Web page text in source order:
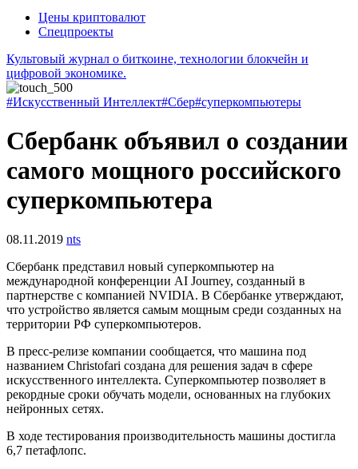
Цены криптовалют
Спецпроекты
Культовый журнал о биткоине, технологии блокчейн и
цифровой экономике.
#Искусственный Интеллект#Сбер#суперкомпьютеры
Сбербанк объявил о создании
самого мощного российского
суперкомпьютера
08.11.2019 nts
Сбербанк представил новый суперкомпьютер на
международной конференции AI Journey, созданный в
партнерстве с компанией NVIDIA. В Сбербанке утверждают,
что устройство является самым мощным среди созданных на
территории РФ суперкомпьютеров.
В пресс-релизе компании сообщается, что машина под
названием Christofari создана для решения задач в сфере
искусственного интеллекта. Суперкомпьютер позволяет в
рекордные сроки обучать модели, основанных на глубоких
нейронных сетях.
В ходе тестирования производительность машины достигла
6,7 петафлопс.